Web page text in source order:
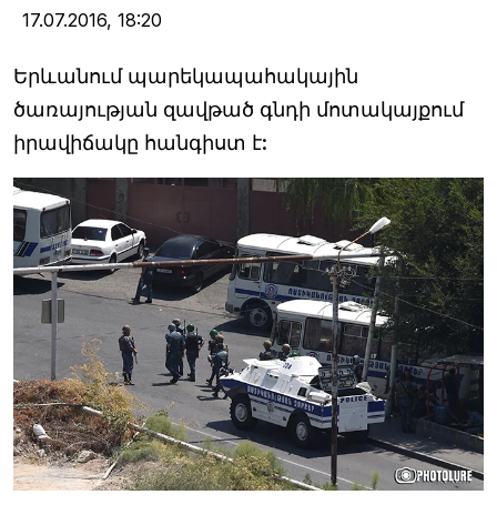
17.07.2016, 18:20
Երևանում պարեկապահակային
ծառայության զավթած գնդի մոտակայքում
իրավիճակը հանգիստ է: